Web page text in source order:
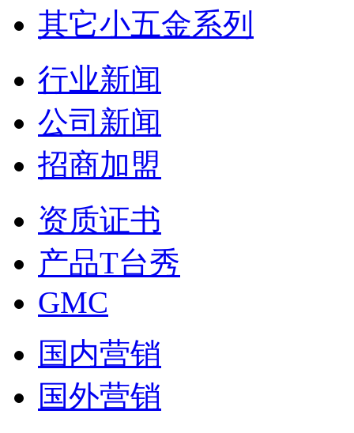
其它小五金系列
行业新闻
公司新闻
招商加盟
资质证书
产品T台秀
GMC
国内营销
国外营销